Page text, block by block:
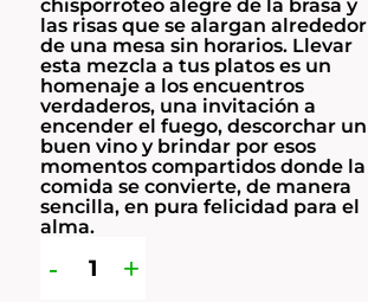
chisporroteo alegre de la brasa y
las risas que se alargan alrededor
de una mesa sin horarios. Llevar
esta mezcla a tus platos es un
homenaje a los encuentros
verdaderos, una invitación a
encender el fuego, descorchar un
buen vino y brindar por esos
momentos compartidos donde la
comida se convierte, de manera
sencilla, en pura felicidad para el
alma.